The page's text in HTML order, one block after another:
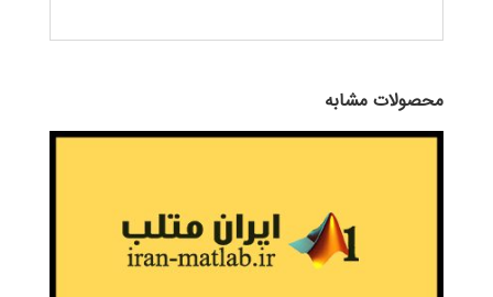
محصولات مشابه